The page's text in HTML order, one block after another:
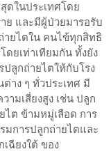
ดในประเทศโดย
ย และมีผู้ป่วยมารอรับ
ายไตใน คนไข้ทุกสิทธิ
ยเท่าเทียมกัน ทั้งยัง
ปลูกถ่ายไตให้กับโรง
าง ๆ ทั่วประเทศ มี
มเสี่ยงสูง เช่น ปลูก
ไต ข้ามหมู่เลือด การ
การปลูกถ่ายไตและ
ฉียงใต้ ของ